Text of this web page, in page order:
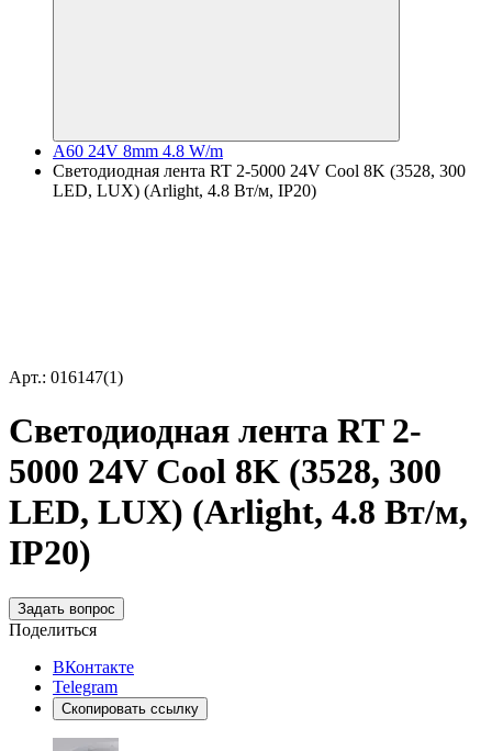
A60 24V 8mm 4.8 W/m
Светодиодная лента RT 2-5000 24V Cool 8K (3528, 300
LED, LUX) (Arlight, 4.8 Вт/м, IP20)
Арт.: 016147(1)
Светодиодная лента RT 2-
5000 24V Cool 8K (3528, 300
LED, LUX) (Arlight, 4.8 Вт/м,
IP20)
Задать вопрос
Поделиться
ВКонтакте
Telegram
Скопировать ссылку